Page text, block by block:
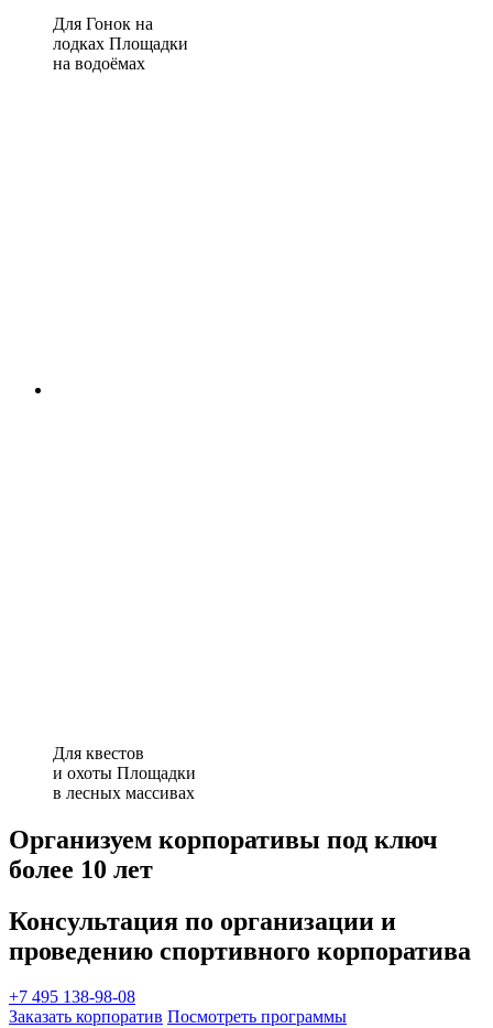
Для Гонок на
лодках Площадки
на водоёмах
Для квестов
и охоты Площадки
в лесных массивах
Организуем корпоративы под ключ
более 10 лет
Консультация по организации и
проведению спортивного корпоратива
+7 495 138-98-08
Заказать корпоратив Посмотреть программы